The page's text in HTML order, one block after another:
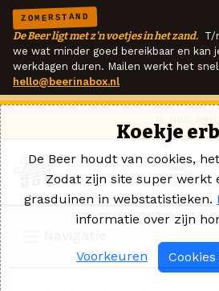
ZOMERSTAND
De Beer ligt met z'n voetjes in het zand. T/
we wat minder goed bereikbaar en kan
werkdagen duren. Mailen werkt het
hello@beerinabox.nl
Koekje
De Beer houdt van cookies,
Zodat zijn site super werkt
grasduinen in webstatistieken.
informatie over zijn
Voorkeuren